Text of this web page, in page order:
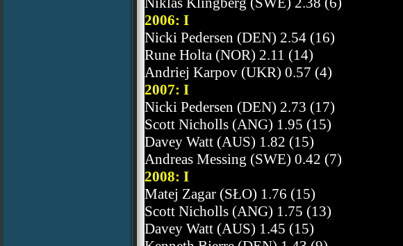
2006: I
Nicki Pedersen (DEN) 2.54 (16)
Rune Holta (NOR) 2.11 (14)
Andriej Karpov (UKR) 0.57 (4)
2007: I
Nicki Pedersen (DEN) 2.73 (17)
Scott Nicholls (ANG) 1.95 (15)
Davey Watt (AUS) 1.82 (15)
Andreas Messing (SWE) 0.42 (7)
2008: I
Matej Zagar (SŁO) 1.76 (15)
Scott Nicholls (ANG) 1.75 (13)
Davey Watt (AUS) 1.45 (15)